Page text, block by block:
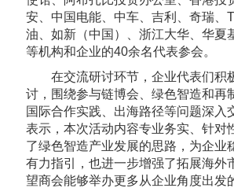
安、中国电能、中车、吉利、奇瑞、
油 、如新（中国）、浙江大华、华夏
等机构和企业的40余名代表参会。
在交流研讨环节，企业代表们积
讨，围绕参与链博会、绿色智造和再
国际合作实践、出海路径等问题深入
表示，本次活动内容专业务实、针对
了绿色智造产业发展的思路，为企业
有力指引，也进一步增强了拓展海外
望商会能够举办更多从企业角度出发